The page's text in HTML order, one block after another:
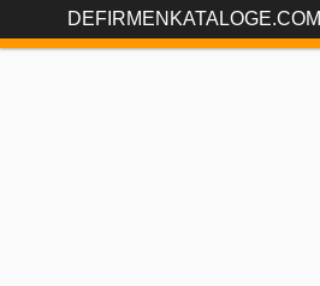
DEFIRMENKATALOGE.COM